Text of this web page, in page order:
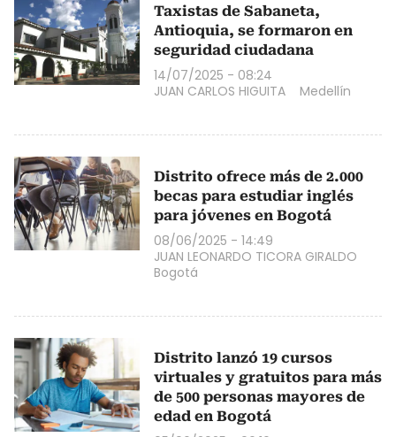
Taxistas de Sabaneta,
Antioquia, se formaron en
seguridad ciudadana
14/07/2025 - 08:24
JUAN CARLOS HIGUITA
Medellín
Distrito ofrece más de 2.000
becas para estudiar inglés
para jóvenes en Bogotá
08/06/2025 - 14:49
JUAN LEONARDO TICORA GIRALDO
Bogotá
Distrito lanzó 19 cursos
virtuales y gratuitos para más
de 500 personas mayores de
edad en Bogotá